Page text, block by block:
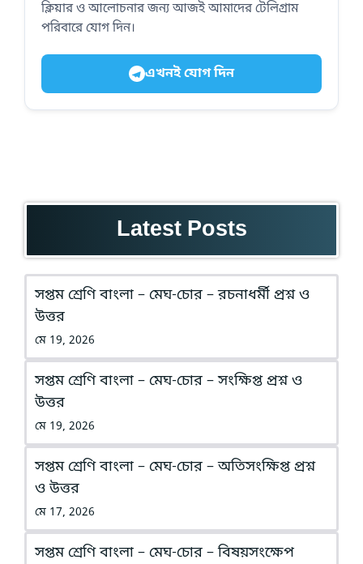
ক্লিয়ার ও আলোচনার জন্য আজই আমাদের টেলিগ্রাম
পরিবারে যোগ দিন।
এখনই যোগ দিন
Latest Posts
সপ্তম শ্রেণি বাংলা – মেঘ-চোর – রচনাধর্মী প্রশ্ন ও
উত্তর
মে 19, 2026
সপ্তম শ্রেণি বাংলা – মেঘ-চোর – সংক্ষিপ্ত প্রশ্ন ও
উত্তর
মে 19, 2026
সপ্তম শ্রেণি বাংলা – মেঘ-চোর – অতিসংক্ষিপ্ত প্রশ্ন
ও উত্তর
মে 17, 2026
সপ্তম শ্রেণি বাংলা – মেঘ-চোর – বিষয়সংক্ষেপ